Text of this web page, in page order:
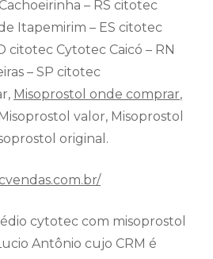
– RS citotec
Itapemirim – ES citotec
citotec Cytotec Caicó – RN
– SP citotec
Misoprostol onde comprar,
valor, Misoprostol
original.
cytotec com misoprostol
Antônio cujo CRM é